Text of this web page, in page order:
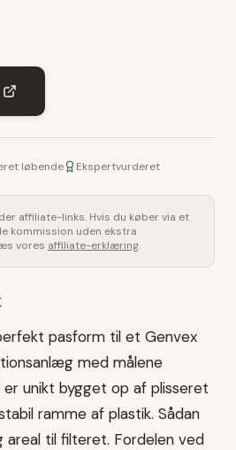
løbende Ekspertvurderet
affiliate-links. Hvis du køber via et
kommission uden ekstra
vores affiliate-erklæring.
pasform til et Genvex
med målene
unikt bygget op af plisseret
ramme af plastik. Sådan
areal til filteret. Fordelen ved